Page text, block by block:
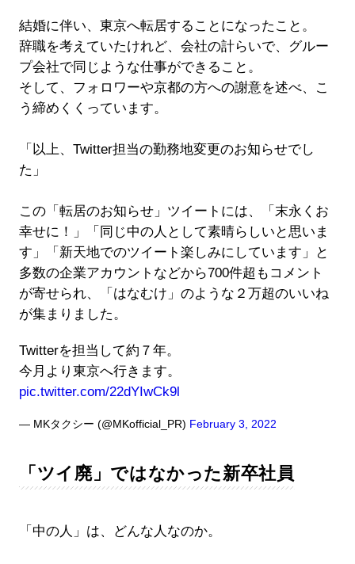
結婚に伴い、東京へ転居することになったこと。
辞職を考えていたけれど、会社の計らいで、グルー
プ会社で同じような仕事ができること。
そして、フォロワーや京都の方への謝意を述べ、こ
う締めくくっています。
「以上、Twitter担当の勤務地変更のお知らせでし
た」
この「転居のお知らせ」ツイートには、「末永くお
幸せに！」「同じ中の人として素晴らしいと思いま
す」「新天地でのツイート楽しみにしています」と
多数の企業アカウントなどから700件超もコメント
が寄せられ、「はなむけ」のような２万超のいいね
が集まりました。
Twitterを担当して約７年。
今月より東京へ行きます。
pic.twitter.com/22dYIwCk9l
— MKタクシー (@MKofficial_PR) February 3, 2022
「ツイ廃」ではなかった新卒社員
「中の人」は、どんな人なのか。